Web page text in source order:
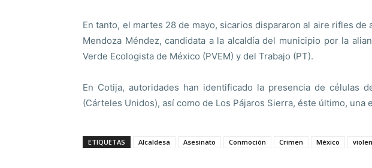
En tanto, el martes 28 de mayo, sicarios dispararon al aire rifles
Mendoza Méndez, candidata a la alcaldía del municipio por la
Verde Ecologista de México (PVEM) y del Trabajo (PT).
En Cotija, autoridades han identificado la presencia de células
(Cárteles Unidos), así como de Los Pájaros Sierra, éste último,
ETIQUETAS Alcaldesa Asesinato Conmoción Crimen México